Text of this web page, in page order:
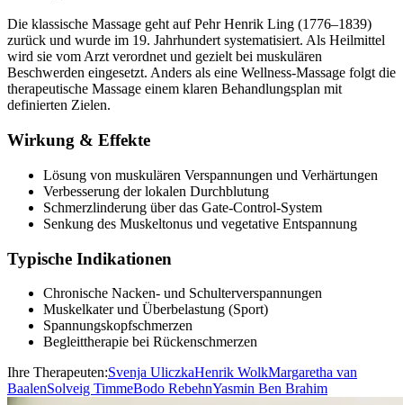
Die klassische Massage geht auf Pehr Henrik Ling (1776–1839)
zurück und wurde im 19. Jahrhundert systematisiert. Als Heilmittel
wird sie vom Arzt verordnet und gezielt bei muskulären
Beschwerden eingesetzt. Anders als eine Wellness-Massage folgt die
therapeutische Massage einem klaren Behandlungsplan mit
definierten Zielen.
Wirkung & Effekte
Lösung von muskulären Verspannungen und Verhärtungen
Verbesserung der lokalen Durchblutung
Schmerzlinderung über das Gate-Control-System
Senkung des Muskeltonus und vegetative Entspannung
Typische Indikationen
Chronische Nacken- und Schulterverspannungen
Muskelkater und Überbelastung (Sport)
Spannungskopfschmerzen
Begleittherapie bei Rückenschmerzen
Ihre Therapeuten:Svenja UliczkaHenrik WolkMargaretha van
BaalenSolveig TimmeBodo RebehnYasmin Ben Brahim